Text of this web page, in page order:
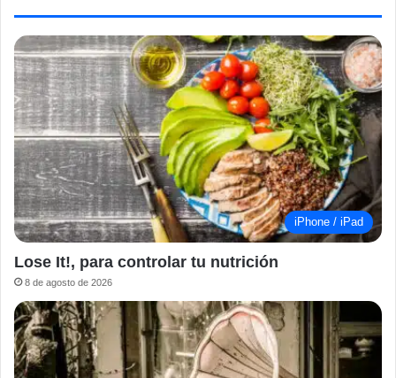
iPhone / iPad
Lose It!, para controlar tu nutrición
8 de agosto de 2026